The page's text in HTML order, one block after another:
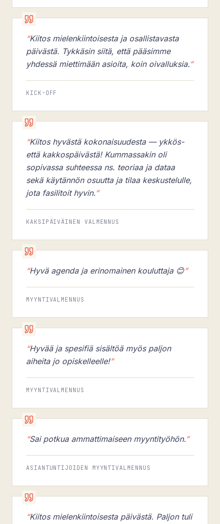
“Kiitos mielenkiintoisesta ja osallistavasta
päivästä. Tykkäsin siitä, että pääsimme
yhdessä miettimään asioita, koin oivalluksia.”
KICK-OFF
“Kiitos hyvästä kokonaisuudesta — ykkös-
että kakkospäivästä! Kummassakin oli
sopivassa suhteessa ns. teoriaa ja dataa
sekä käytännön osuutta ja tilaa keskustelulle,
jota fasilitoit hyvin.”
KAKSIPÄIVÄINEN VALMENNUS
“Hyvä agenda ja erinomainen kouluttaja 😊”
MYYNTIVALMENNUS
“Hyvää ja spesifiä sisältöä myös paljon
aiheita jo opiskelleelle!”
MYYNTIVALMENNUS
“Sai potkua ammattimaiseen myyntityöhön.”
ASIANTUNTIJOIDEN MYYNTIVALMENNUS
“Kiitos mielenkiintoisesta päivästä. Paljon tuli